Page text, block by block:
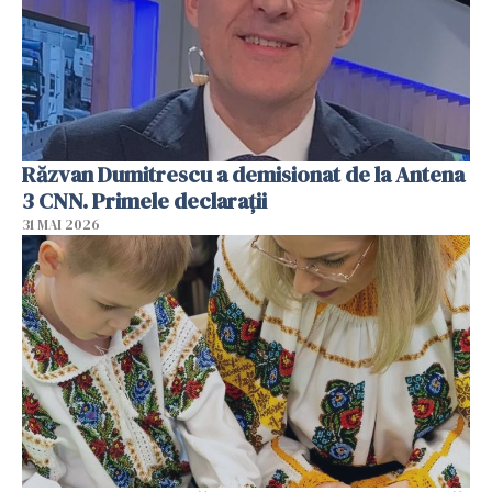
Răzvan Dumitrescu a demisionat de la Antena
3 CNN. Primele declarații
31 MAI 2026